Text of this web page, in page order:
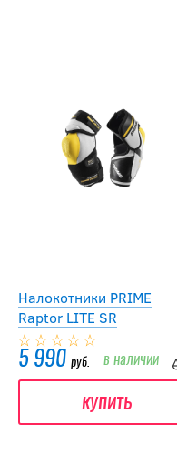
Налокотники PRIME
Raptor LITE SR
5 990 руб. в наличии
купить